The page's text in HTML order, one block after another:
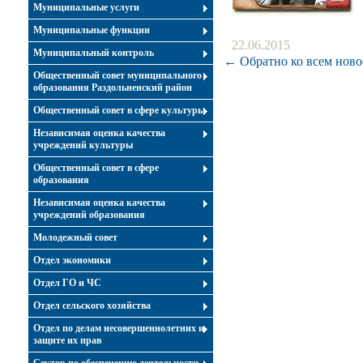
Муниципальные услуги
Муниципальные функции
Муниципальный контроль
Общественный совет муниципального
образования Раздольненский район
Общественный совет в сфере культуры
Независимая оценка качества
учреждений культуры
Общественный совет в сфере
образования
Независимая оценка качества
учреждений образования
Молодежный совет
Отдел экономики
Отдел ГО и ЧС
Отдел сельского хозяйства
Отдел по делам несовершеннолетних и
защите их прав
22.06.2015
← Обратно ко всем